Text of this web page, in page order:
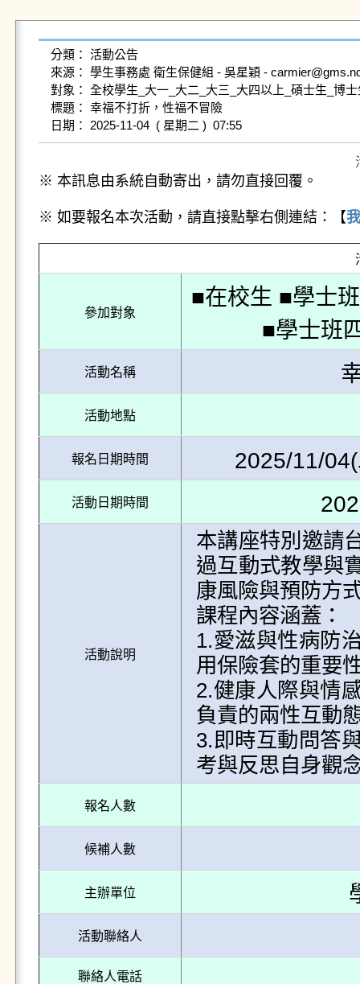
分類： 活動公告
來源： 學生事務處 衛生保健組 - 吳星穎 -
對象： 全校學生_大一_大二_大三_大四以上_碩士生_博士
標題： 幸福不打折，性福不冒險
日期： 2025-11-04  ( 星期二 )  07:55
※ 本訊息由系統自動寄出，請勿直接回覆。
※ 如要報名本次活動，請直接點擊右側連結：【
參加對象
■在校生 ■學士
■學士班
活動名稱
活動地點
報名日期時間 2025/11/
活動日期時間
活動說明
本講座特別邀請
過互動式教學與
康風險與預防方
課程內容涵蓋：
1.愛滋與性病防
用保險套的重要
2.健康人際與情
負責的兩性互動
3.即時互動問答
考與反思自身觀
報名人數
候補人數
主辦單位
活動聯絡人
聯絡人電話